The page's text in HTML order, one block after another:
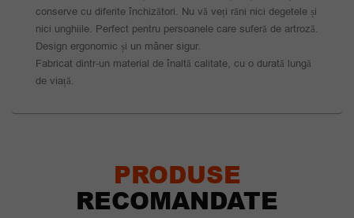
conserve cu diferite închizători. Nu vă veți răni nici degetele și
nici unghiile. Perfect pentru persoanele care suferă de artroză.
Design ergonomic și un mâner sigur.
Fabricat dintr-un material de înaltă calitate, cu o durată lungă
de viață.
PRODUSE
RECOMANDATE